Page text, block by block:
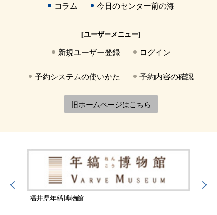
コラム 今日のセンター前の海
[ユーザーメニュー]
新規ユーザー登録 ログイン
予約システムの使いかた 予約内容の確認
旧ホームページはこちら
福井県年縞博物館